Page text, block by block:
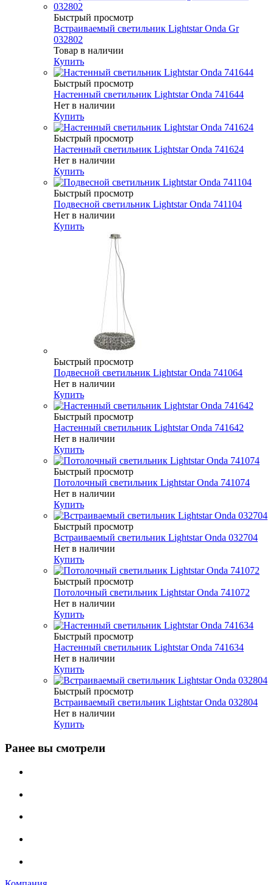
Быстрый просмотр
Встраиваемый светильник Lightstar Onda Gr
032802
Товар в наличии
Купить
Быстрый просмотр
Настенный светильник Lightstar Onda 741644
Нет в наличии
Купить
Быстрый просмотр
Настенный светильник Lightstar Onda 741624
Нет в наличии
Купить
Быстрый просмотр
Подвесной светильник Lightstar Onda 741104
Нет в наличии
Купить
Быстрый просмотр
Подвесной светильник Lightstar Onda 741064
Нет в наличии
Купить
Быстрый просмотр
Настенный светильник Lightstar Onda 741642
Нет в наличии
Купить
Быстрый просмотр
Потолочный светильник Lightstar Onda 741074
Нет в наличии
Купить
Быстрый просмотр
Встраиваемый светильник Lightstar Onda 032704
Нет в наличии
Купить
Быстрый просмотр
Потолочный светильник Lightstar Onda 741072
Нет в наличии
Купить
Быстрый просмотр
Настенный светильник Lightstar Onda 741634
Нет в наличии
Купить
Быстрый просмотр
Встраиваемый светильник Lightstar Onda 032804
Нет в наличии
Купить
Ранее вы смотрели